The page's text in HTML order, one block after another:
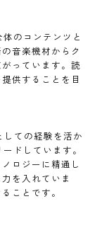
のコンテンツと
音楽機材からク
っています。読
供することを目
しての経験を活か
ドしています。
ロジーに精通し
を入れていま
ことです。